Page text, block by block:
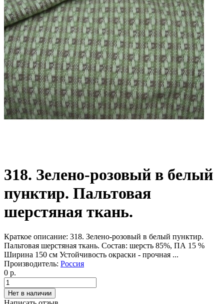
318. Зелено-розовый в белый
пунктир. Пальтовая
шерстяная ткань.
Краткое описание: 318. Зелено-розовый в белый пунктир.
Пальтовая шерстяная ткань. Состав: шерсть 85%, ПА 15 %
Ширина 150 см Устойчивость окраски - прочная ...
Производитель: Россия
0 р.